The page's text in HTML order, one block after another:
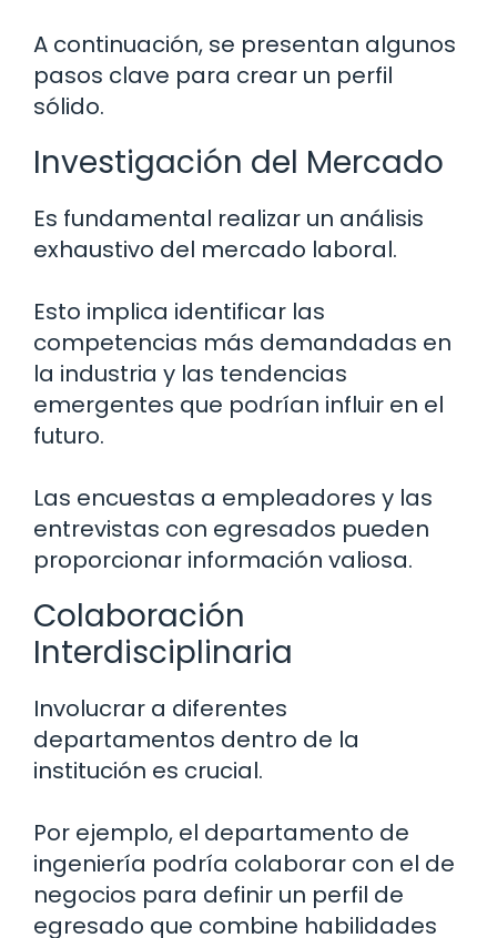
A continuación, se presentan algunos
pasos clave para crear un perfil
sólido.
Investigación del Mercado
Es fundamental realizar un análisis
exhaustivo del mercado laboral.
Esto implica identificar las
competencias más demandadas en
la industria y las tendencias
emergentes que podrían influir en el
futuro.
Las encuestas a empleadores y las
entrevistas con egresados pueden
proporcionar información valiosa.
Colaboración
Interdisciplinaria
Involucrar a diferentes
departamentos dentro de la
institución es crucial.
Por ejemplo, el departamento de
ingeniería podría colaborar con el de
negocios para definir un perfil de
egresado que combine habilidades